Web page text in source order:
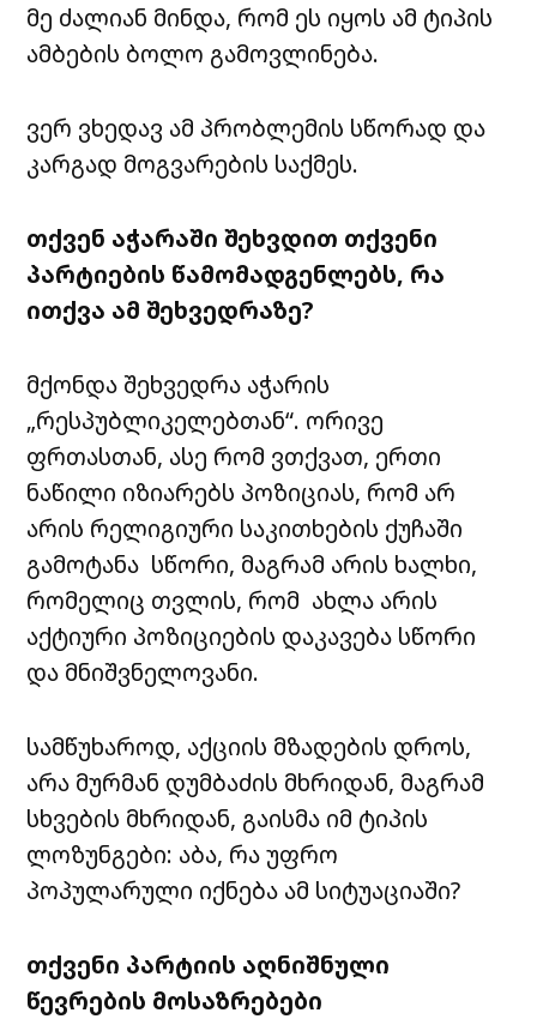
მე ძალიან მინდა, რომ ეს იყოს ამ ტიპის
ამბების ბოლო გამოვლინება.
ვერ ვხედავ ამ პრობლემის სწორად და
კარგად მოგვარების საქმეს.
თქვენ აჭარაში შეხვდით თქვენი
პარტიების წამომადგენლებს, რა
ითქვა ამ შეხვედრაზე?
მქონდა შეხვედრა აჭარის
„რესპუბლიკელებთან“. ორივე
ფრთასთან, ასე რომ ვთქვათ, ერთი
ნაწილი იზიარებს პოზიციას, რომ არ
არის რელიგიური საკითხების ქუჩაში
გამოტანა სწორი, მაგრამ არის ხალხი,
რომელიც თვლის, რომ ახლა არის
აქტიური პოზიციების დაკავება სწორი
და მნიშვნელოვანი.
სამწუხაროდ, აქციის მზადების დროს,
არა მურმან დუმბაძის მხრიდან, მაგრამ
სხვების მხრიდან, გაისმა იმ ტიპის
ლოზუნგები: აბა, რა უფრო
პოპულარული იქნება ამ სიტუაციაში?
თქვენი პარტიის აღნიშნული
წევრების მოსაზრებები